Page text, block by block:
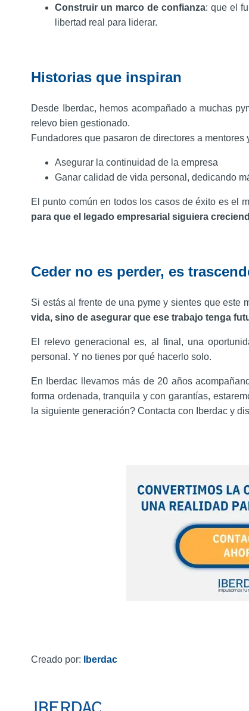
Construir un marco de confianza: que el
libertad real para liderar.
Historias que inspiran
Desde Iberdac, hemos acompañado a muchas
relevo bien gestionado.
Fundadores que pasaron de directores a
Asegurar la continuidad de la empresa
Ganar calidad de vida personal, dedicando
El punto común en todos los casos de éxito es el
para que el legado empresarial siguiera
Ceder no es perder, es
Si estás al frente de una pyme y sientes que este
vida, sino de asegurar que ese trabajo tenga
El relevo generacional es, al final, una
personal. Y no tienes por qué hacerlo solo.
En Iberdac llevamos más de 20 años
forma ordenada, tranquila y con garantías,
la siguiente generación? Contacta con Iberdac y
Creado por: Iberdac